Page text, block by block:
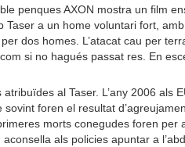
penques AXON mostra un film
Taser a un home voluntari fort,
dos homes. L’atacat cau per
si no hagués passat res. En
al Taser. L’any 2006 als
foren el resultat
morts conegudes foren per
als policies apuntar a